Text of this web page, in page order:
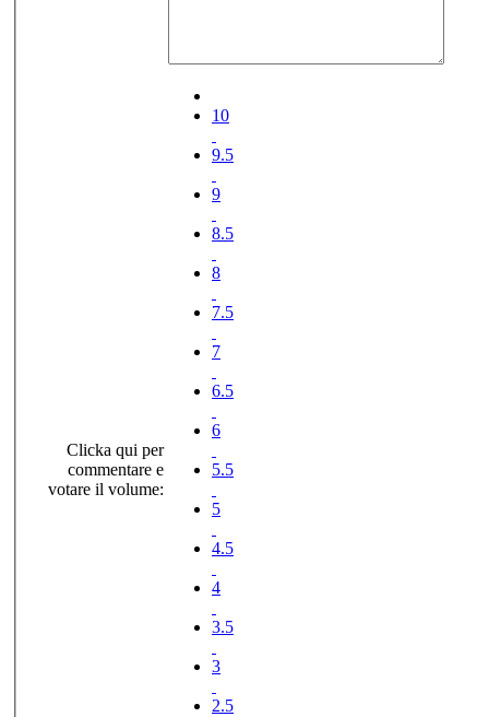
Clicka qui per
commentare e
votare il volume:
10
9.5
9
8.5
8
7.5
7
6.5
6
5.5
5
4.5
4
3.5
3
2.5